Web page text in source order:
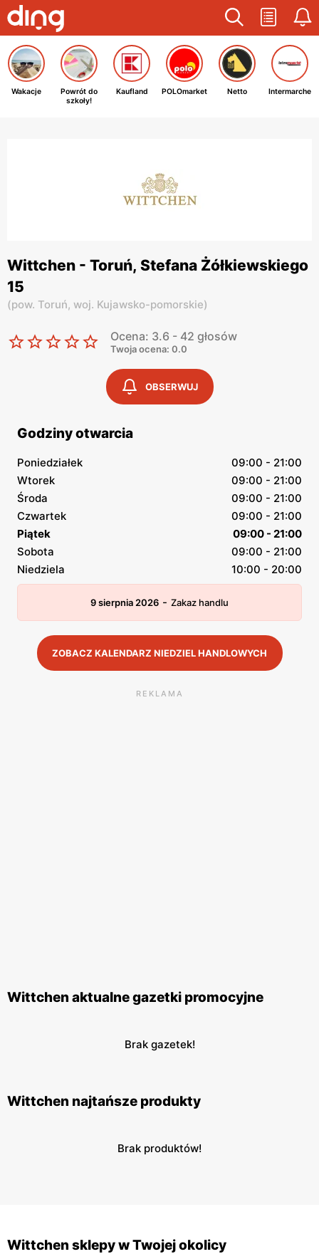
Wakacje
Powrót do
szkoły!
Kaufland POLOmarket Netto Intermarche
Wittchen - Toruń, Stefana Żółkiewskiego
15
(pow. Toruń, woj. Kujawsko-pomorskie)
Ocena: 3.6 - 42 głosów
Twoja ocena: 0.0
OBSERWUJ
Godziny otwarcia
Poniedziałek
09:00 - 21:00
Wtorek
09:00 - 21:00
Środa
09:00 - 21:00
Czwartek
09:00 - 21:00
Piątek
09:00 - 21:00
Sobota
09:00 - 21:00
Niedziela
10:00 - 20:00
9 sierpnia 2026 - Zakaz handlu
ZOBACZ KALENDARZ NIEDZIEL HANDLOWYCH
REKLAMA
Wittchen aktualne gazetki promocyjne
Brak gazetek!
Wittchen najtańsze produkty
Brak produktów!
Wittchen sklepy w Twojej okolicy